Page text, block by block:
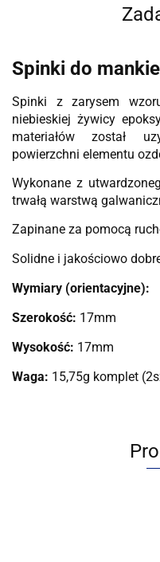
Spinki do
Spinki z zarysem
niebieskiej żywicy
materiałów został
powierzchni elementu
Wykonane z
trwałą warstwą
Zapinane za pomocą
Solidne i jakościowo
Wymiary (orientacyjne):
Szerokość: 17mm
Wysokość: 17mm
Waga: 15,75g komplet